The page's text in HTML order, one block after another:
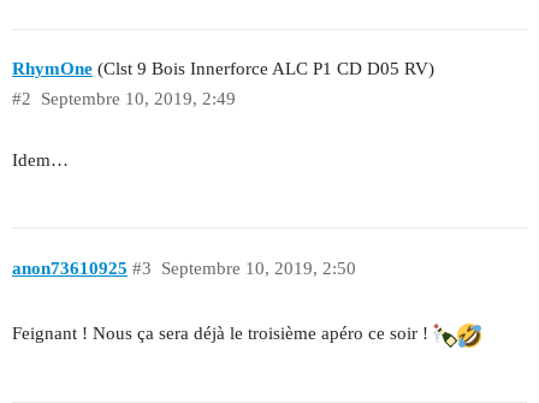
RhymOne (Clst 9 Bois Innerforce ALC P1 CD D05 RV)
Septembre 10, 2019, 2:49
#2
Idem…
anon73610925 Septembre 10, 2019, 2:50
#3
Feignant ! Nous ça sera déjà le troisième apéro ce soir !